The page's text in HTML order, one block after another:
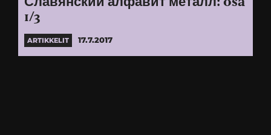
1/3
ARTIKKELIT 17.7.2017